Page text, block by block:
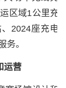
区域1公里充
2024座充电
务。
运营